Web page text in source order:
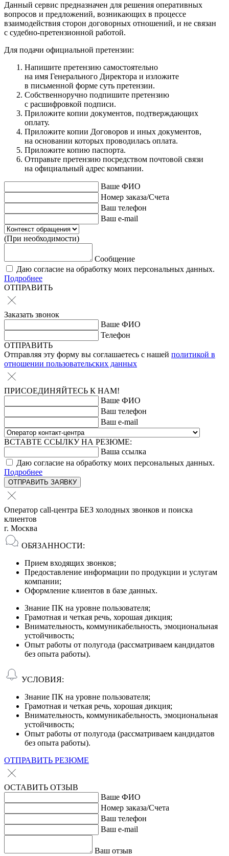
Данный сервис предназначен для решения оперативных
вопросов и предложений, возникающих в процессе
взаимодействия сторон договорных отношений, и не связан
с судебно-претензионной работой.
Для подачи официальной претензии:
Напишите претензию самостоятельно
на имя Генерального Директора и изложите
в письменной форме суть претензии.
Собственноручно подпишите претензию
с расшифровкой подписи.
Приложите копии документов, подтверждающих
оплату.
Приложите копии Договоров и иных документов,
на основании которых проводилась оплата.
Приложите копию паспорта.
Отправьте претензию посредством почтовой связи
на официальный адрес компании.
Ваше ФИО
Номер заказа/Счета
Ваш телефон
Ваш e-mail
(При необходимости)
Сообщение
Даю согласие на обработку моих персональных данных.
Подробнее
ОТПРАВИТЬ
Заказать звонок
Ваше ФИО
Телефон
ОТПРАВИТЬ
Отправляя эту форму вы соглашаетесь с нашей политикой в
отношении пользовательских данных
ПРИСОЕДИНЯЙТЕСЬ К НАМ!
Ваше ФИО
Ваш телефон
Ваш e-mail
ВСТАВТЕ ССЫЛКУ НА РЕЗЮМЕ:
Ваша ссылка
Даю согласие на обработку моих персональных данных.
Подробнее
ОТПРАВИТЬ ЗАЯВКУ
Оператор call-центра БЕЗ холодных звонков и поиска
клиентов
г. Москва
ОБЯЗАННОСТИ:
Прием входящих звонков;
Предоставление информации по продукции и услугам
компании;
Оформление клиентов в базе данных.
Знание ПК на уровне пользователя;
Грамотная и четкая речь, хорошая дикция;
Внимательность, коммуникабельность, эмоциональная
устойчивость;
Опыт работы от полугода (рассматриваем кандидатов
без опыта работы).
УСЛОВИЯ:
Знание ПК на уровне пользователя;
Грамотная и четкая речь, хорошая дикция;
Внимательность, коммуникабельность, эмоциональная
устойчивость;
Опыт работы от полугода (рассматриваем кандидатов
без опыта работы).
ОТПРАВИТЬ РЕЗЮМЕ
ОСТАВИТЬ ОТЗЫВ
Ваше ФИО
Номер заказа/Счета
Ваш телефон
Ваш e-mail
Ваш отзыв